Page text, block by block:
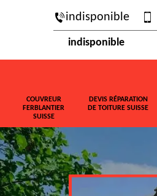
indisponible
indisponible
COUVREUR
FERBLANTIER
SUISSE
DEVIS RÉPARATION
DE TOITURE SUISSE